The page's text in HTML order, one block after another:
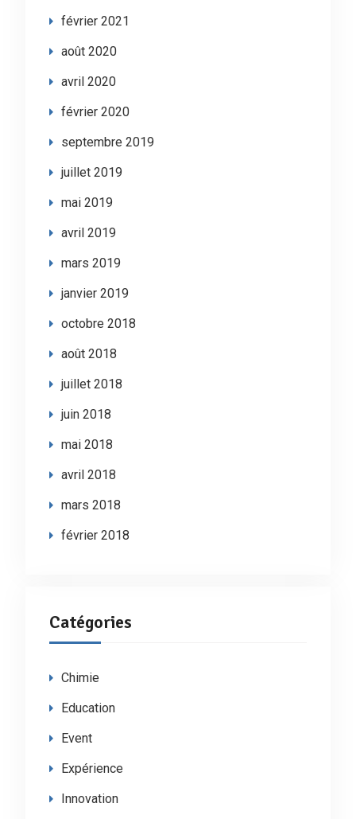
février 2021
août 2020
avril 2020
février 2020
septembre 2019
juillet 2019
mai 2019
avril 2019
mars 2019
janvier 2019
octobre 2018
août 2018
juillet 2018
juin 2018
mai 2018
avril 2018
mars 2018
février 2018
Catégories
Chimie
Education
Event
Expérience
Innovation